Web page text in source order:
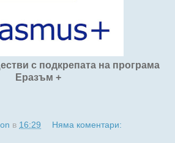
с подкрепата на програма
Еразъм +
в 16:29 Няма коментари: